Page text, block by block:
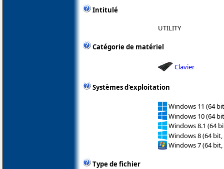
Intitulé
UTILITY
Catégorie de matériel
Clavier
Systèmes d'exploitation
Windows 11 (64
Windows 10 (64
Windows 8.1 (64
Windows 8 (64 bit,
Windows 7 (64 bit,
Type de fichier